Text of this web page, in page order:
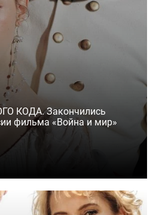
КОДА. Закончились
фильма «Война и мир»